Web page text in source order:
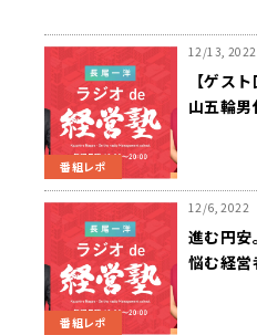
番組レポ
12/13, 2022
【ゲス
山五輪
番組レポ
12/6, 2022
進む円安
悩む経営